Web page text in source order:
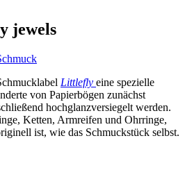
jewels
Littlefly eine spezielle
von Papierbögen zunächst
hochglanzversiegelt werden.
Ketten, Armreifen und Ohrringe,
ist, wie das Schmuckstück selbst.